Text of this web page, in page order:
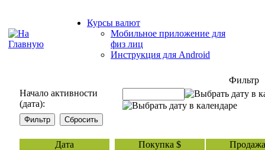
Курсы валют
Мобильное приложение для
физ лиц
Инструкция для Android
Фильтр
Начало активности
(дата):
Дата Покупка $